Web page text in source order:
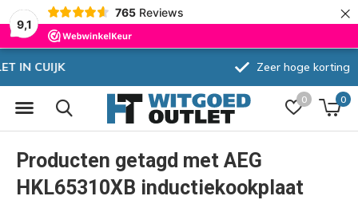
9,1
765 Reviews ×
0 0
Zeer hoge korting
Producten getagd met AEG
HKL65310XB inductiekookplaat